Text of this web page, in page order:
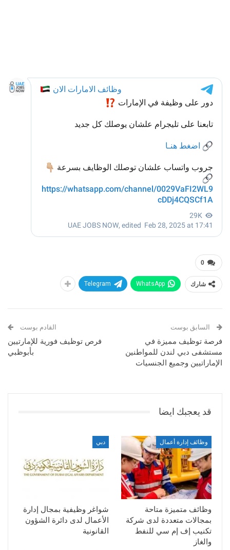
0
شارك WhatsApp
Telegram
السابق بوست
فرصة توظيف مميزة في
مستشفى دبي لندن للمواطنين
الإماراتيين وجميع الجنسيات
القادم بوست
فرص توظيف فورية للإمارتيين
بأبوظبي
قد يعجبك ايضا
وظائف إدارة أعمال
وظائف متميزة متاحة
بمجالات متعددة لدى شركة
تكنيب إف إم سي للنفط
والغاز
دبي
شواغر وظيفية بمجال إدارة
الأعمال لدى دائرة الشؤون
القانونية